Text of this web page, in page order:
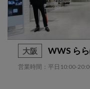
大阪 WWS ら
営業時間：平日10:00-